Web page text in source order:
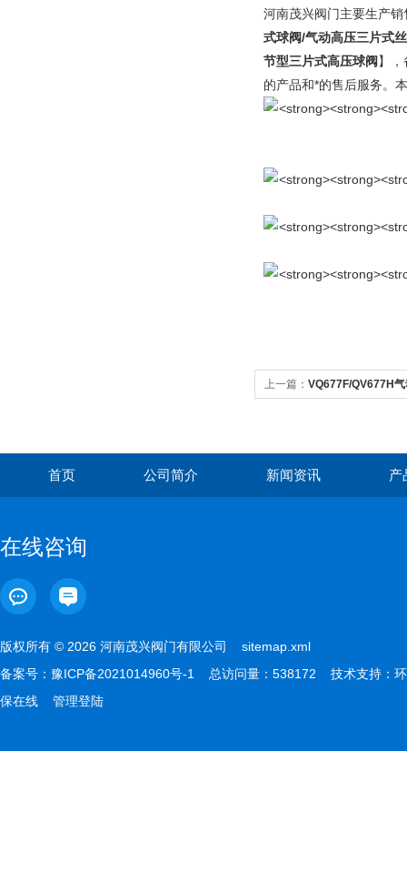
河南茂兴阀门主要生产销
式球阀/气动高压三片式
节型三片式高压球阀 】
的产品和*的售后服务。
上一篇： VQ677F/QV677H
首页 公司简介 新闻资讯 产
在线咨询
版权所有 © 2026 河南茂兴阀门有限公司 sitemap.xml
备案号： 豫ICP备2021014960号-1 总访问量：538172 技术支持： 环
保在线
管理登陆